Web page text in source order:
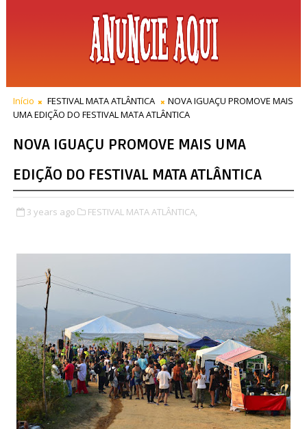
Início FESTIVAL MATA ATLÂNTICA
NOVA IGUAÇU PROMOVE MAIS
UMA EDIÇÃO DO FESTIVAL MATA ATLÂNTICA
NOVA IGUAÇU PROMOVE MAIS UMA
EDIÇÃO DO FESTIVAL MATA ATLÂNTICA
3 years ago FESTIVAL MATA ATLÂNTICA,